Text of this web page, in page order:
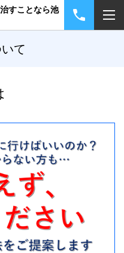
すことなら池
て